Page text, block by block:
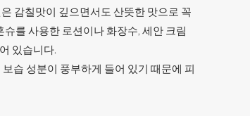
감칠맛이 깊으면서도 산뜻한 맛으로 꼭
를 사용한 로션이나 화장수, 세안 크림
있습니다.
습 성분이 풍부하게 들어 있기 때문에 피